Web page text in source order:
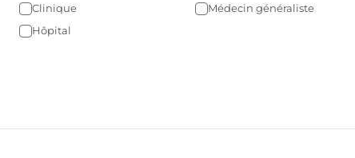
Clinique
Hôpital
Médecin généraliste